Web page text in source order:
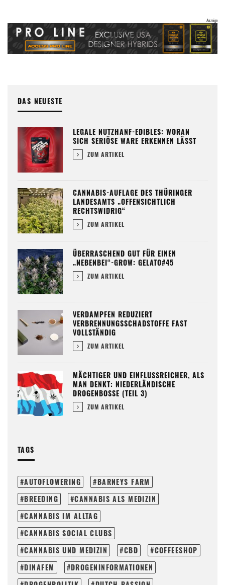
DAS NEUESTE
LEGALE NUTZHANF-EDIBLES: WORAN
SICH SERIÖSE WARE ERKENNEN LÄSST
ZUM ARTIKEL
CANNABIS-AUFLAGE DES THÜRINGER
LANDESAMTS „OFFENSICHTLICH
RECHTSWIDRIG“
ZUM ARTIKEL
ÜBERRASCHEND GUT FÜR EINEN
„NEBENBEI“-GROW: GELATO#45
ZUM ARTIKEL
VERDAMPFEN REDUZIERT
VERBRENNUNGSSCHADSTOFFE FAST
VOLLSTÄNDIG
ZUM ARTIKEL
MÄCHTIGER UND EINFLUSSREICHER, ALS
MAN DENKT: NIEDERLÄNDISCHE
DROGENBOSSE (TEIL 3)
ZUM ARTIKEL
TAGS
AUTOFLOWERING
BARNEYS FARM
BREEDING
CANNABIS ALS MEDIZIN
CANNABIS IM ALLTAG
CANNABIS SOCIAL CLUBS
CANNABIS UND MEDIZIN
CBD
COFFEESHOP
DINAFEM
DROGENINFORMATIONEN